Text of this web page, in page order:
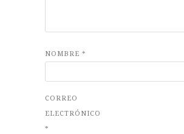
NOMBRE *
CORREO
ELECTRÓNICO
*